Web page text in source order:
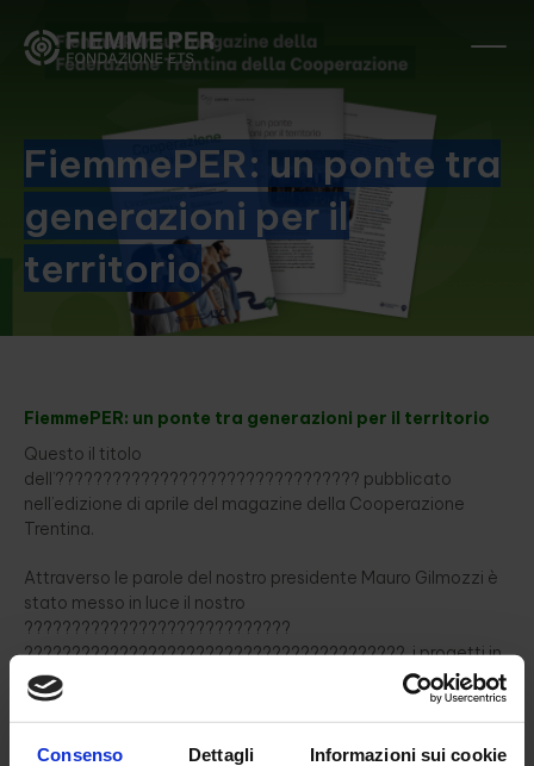
Consenso Dettagli Informazioni sui cookie
FiemmePER: un ponte tra
generazioni per il
territorio
FiemmePER: un ponte tra generazioni per il territorio
Questo il titolo
dell’???????????????????????????????? pubblicato
nell’edizione di aprile del magazine della Cooperazione
Trentina.
Attraverso le parole del nostro presidente Mauro Gilmozzi è
stato messo in luce il nostro
????????????????????????????
????????????????????????????????????????, i progetti in
corso e la visione che ci guida nel lavorare per il bene della
nostra comunità (e non solo).
Un ????????????????????????????